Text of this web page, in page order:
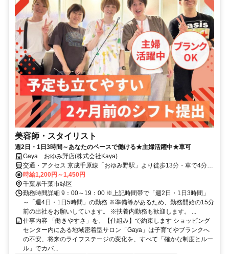
美容師・スタイリスト
週2日・1日3時間～あなたのペースで働ける★主婦活躍中★車可
Gaya おゆみ野店(株式会社Kaya)
交通・アクセス 京成千原線「おゆみ野駅」より徒歩13分・車で4分、
JR内房線「浜野駅」より車で12分
時給1,200円～1,450円
千葉県千葉市緑区
勤務時間詳細 9：00～19：00 ※上記時間帯で「週2日・1日3時間」
～「週4日・1日5時間」の勤務 ※準備等があるため、勤務開始の15分
前の出社をお願いしています。 ※扶養内勤務も歓迎します。 ...
仕事内容 「働きやすさ」を、【仕組み】で約束します ショッピング
センター内にある地域密着型サロン「Gaya」は子育てやブランクへ
の不安、将来のライフステージの変化を、すべて「確かな制度とルー
ル」でカバ...